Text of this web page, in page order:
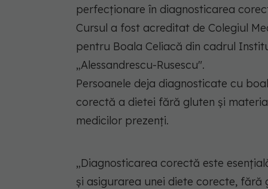
perfecționare în diagnosticarea
Cursul a fost acreditat de Colegiul
pentru Boala Celiacă din cadrul
„Alessandrescu-Rusescu".
Persoanele deja diagnosticate cu
corectă a dietei fără gluten și
medicilor prezenți.
„Diagnosticarea corectă este
și asigurarea unei diete corecte,